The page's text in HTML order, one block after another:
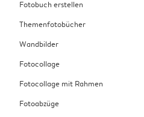
Fotobuch erstellen
Themenfotobücher
Wandbilder
Fotocollage
Fotocollage mit Rahmen
Fotoabzüge